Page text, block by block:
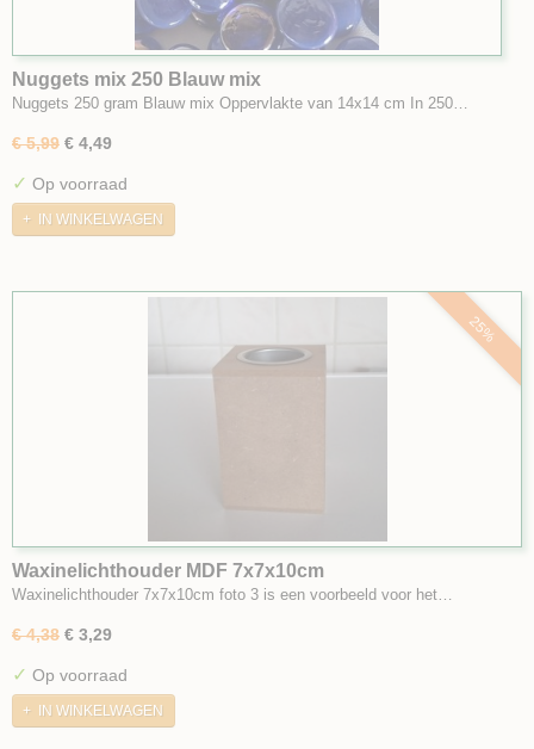
Nuggets mix 250 Blauw mix
Nuggets 250 gram Blauw mix Oppervlakte van 14x14 cm In 250…
€ 5,99 € 4,49
✓ Op voorraad
IN WINKELWAGEN
25%
Waxinelichthouder MDF 7x7x10cm
Waxinelichthouder 7x7x10cm foto 3 is een voorbeeld voor het…
€ 4,38 € 3,29
✓ Op voorraad
IN WINKELWAGEN